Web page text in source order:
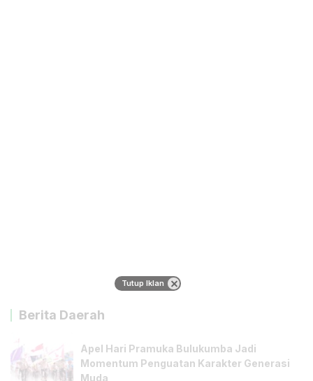
Berita Daerah
Apel Hari Pramuka Bulukumba Jadi
Momentum Penguatan Karakter Generasi
Muda
Tutup Iklan